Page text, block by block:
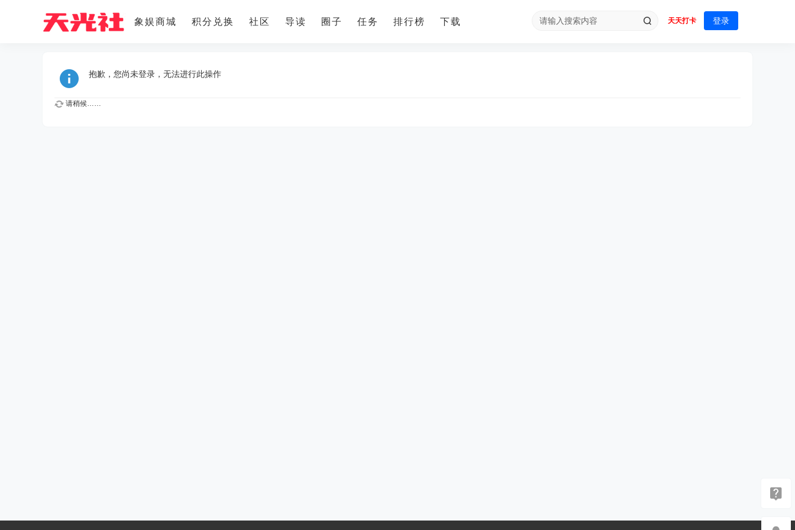
象娱商城 积分兑换 社区 导读 圈子 任务 排行榜 下载 天天打卡 登录
抱歉，您尚未登录，无法进行此操作
请稍候……